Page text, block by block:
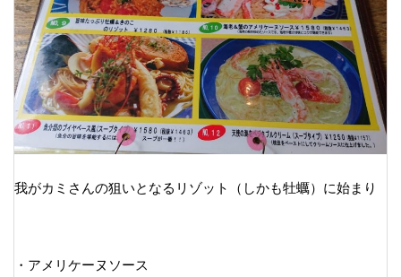
我がカミさんの狙いとなるリゾット（しかも牡蠣）に始まり
・アメリケーヌソース